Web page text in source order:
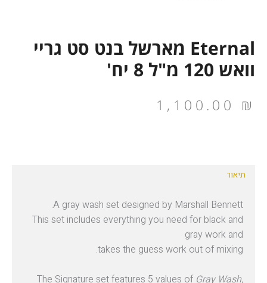
Eternal מארשל בנט סט גריי
וואש 120 מ"ל 8 יח'
1,100.00 ₪
תיאור
A gray wash set designed by Marshall Bennett.
This set includes everything you need for black and
gray work and
takes the guess work out of mixing.
The Signature set features 5 values ofGray Wash,